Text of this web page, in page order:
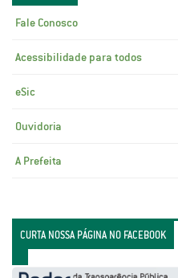
Fale Conosco
Acessibilidade para todos
eSic
Ouvidoria
A Prefeita
CURTA NOSSA PÁGINA NO FACEBOOK